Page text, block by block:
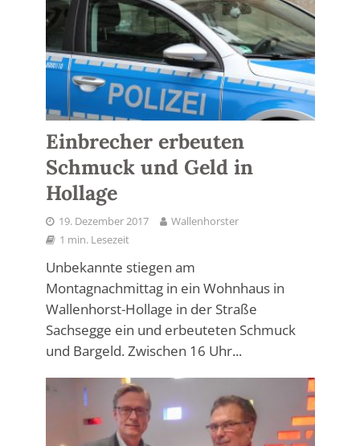
Einbrecher erbeuten
Schmuck und Geld in
Hollage
19. Dezember 2017
Wallenhorster
1 min. Lesezeit
Unbekannte stiegen am
Montagnachmittag in ein Wohnhaus in
Wallenhorst-Hollage in der Straße
Sachsegge ein und erbeuteten Schmuck
und Bargeld. Zwischen 16 Uhr...